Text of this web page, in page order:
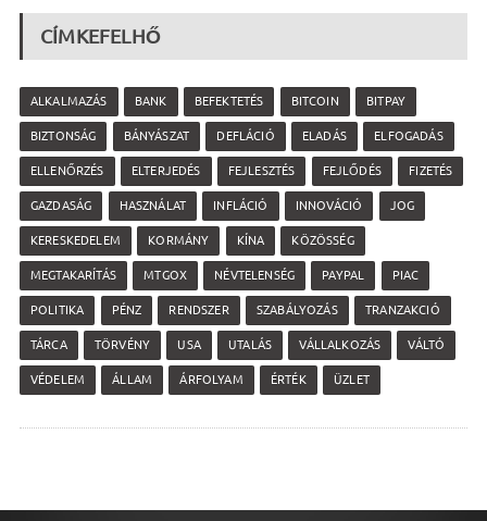
CÍMKEFELHŐ
ALKALMAZÁS BANK BEFEKTETÉS BITCOIN BITPAY
BIZTONSÁG BÁNYÁSZAT DEFLÁCIÓ ELADÁS ELFOGADÁS
ELLENŐRZÉS ELTERJEDÉS FEJLESZTÉS FEJLŐDÉS FIZETÉS
GAZDASÁG HASZNÁLAT INFLÁCIÓ INNOVÁCIÓ JOG
KERESKEDELEM KORMÁNY KÍNA KÖZÖSSÉG
MEGTAKARÍTÁS MTGOX NÉVTELENSÉG PAYPAL PIAC
POLITIKA PÉNZ RENDSZER SZABÁLYOZÁS TRANZAKCIÓ
TÁRCA TÖRVÉNY USA UTALÁS VÁLLALKOZÁS VÁLTÓ
VÉDELEM ÁLLAM ÁRFOLYAM ÉRTÉK ÜZLET